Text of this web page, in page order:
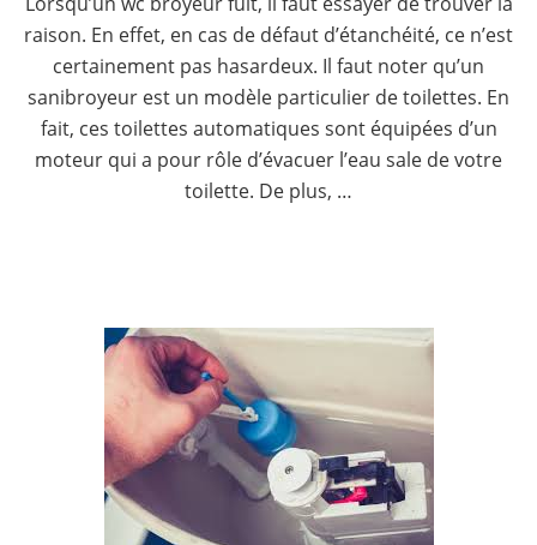
raison. En effet, en cas de défaut d’étanchéité, ce n’est
certainement pas hasardeux. Il faut noter qu’un
sanibroyeur est un modèle particulier de toilettes. En
fait, ces toilettes automatiques sont équipées d’un
moteur qui a pour rôle d’évacuer l’eau sale de votre
toilette. De plus, …